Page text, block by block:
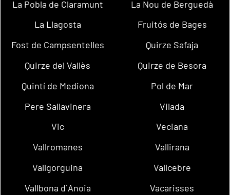
La Pobla de Claramunt
La Nou de Berguedà
La Llagosta
Fruitós de Bages
Fost de Campsentelles
Quirze Safaja
Quirze del Vallès
Quirze de Besora
Quintí de Mediona
Pol de Mar
Pere Sallavinera
Vilada
Vic
Veciana
Vallromanes
Vallirana
Vallgorguina
Vallcebre
Vallbona d´Anoia
Vacarisses